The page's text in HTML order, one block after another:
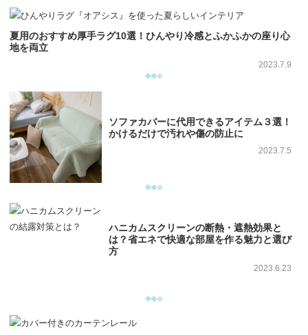
夏用のおすすめ厚手ラグ10選！ひんやり冷感とふかふかの座り心
地を両立
2023.7.9
ソファカバーに代用できるアイテム３選！
かけるだけで汚れや傷の防止に
2023.7.5
ハニカムスクリーンの断熱・遮熱効果と
は？省エネで快適な部屋を作る魅力と選び
方
2023.6.23